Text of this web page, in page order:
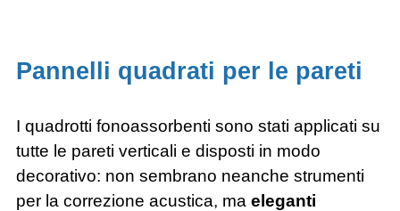
Pannelli quadrati per le pareti
I quadrotti fonoassorbenti sono stati applicati su
tutte le pareti verticali e disposti in modo
decorativo: non sembrano neanche strumenti
per la correzione acustica, ma eleganti